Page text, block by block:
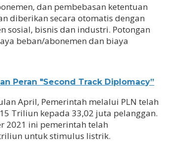
dan pembebasan ketentuan
diberikan secara otomatis dengan
sosial, bisnis dan industri. Potongan
beban/abonemen dan biaya
Peran "Second Track Diplomacy”
April, Pemerintah melalui PLN telah
Triliun kepada 33,02 juta pelanggan.
2021 ini pemerintah telah
untuk stimulus listrik.